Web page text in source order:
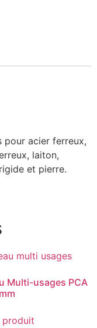
pour acier ferreux,
laiton,
et pierre.
Multi-usages PCA
produit